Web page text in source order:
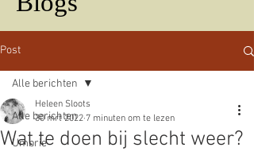
Post
Alle berichten
Umbrie
Alle berichten
Wat te doen bij slecht weer?
Heleen Sloots
30 mrt 2022 7 minuten om te lezen